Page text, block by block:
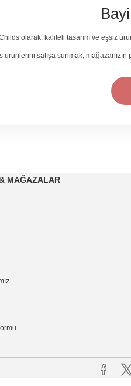
olarak, kaliteli tasarım ve eşsiz
satışa sunmak,
MAĞAZALAR